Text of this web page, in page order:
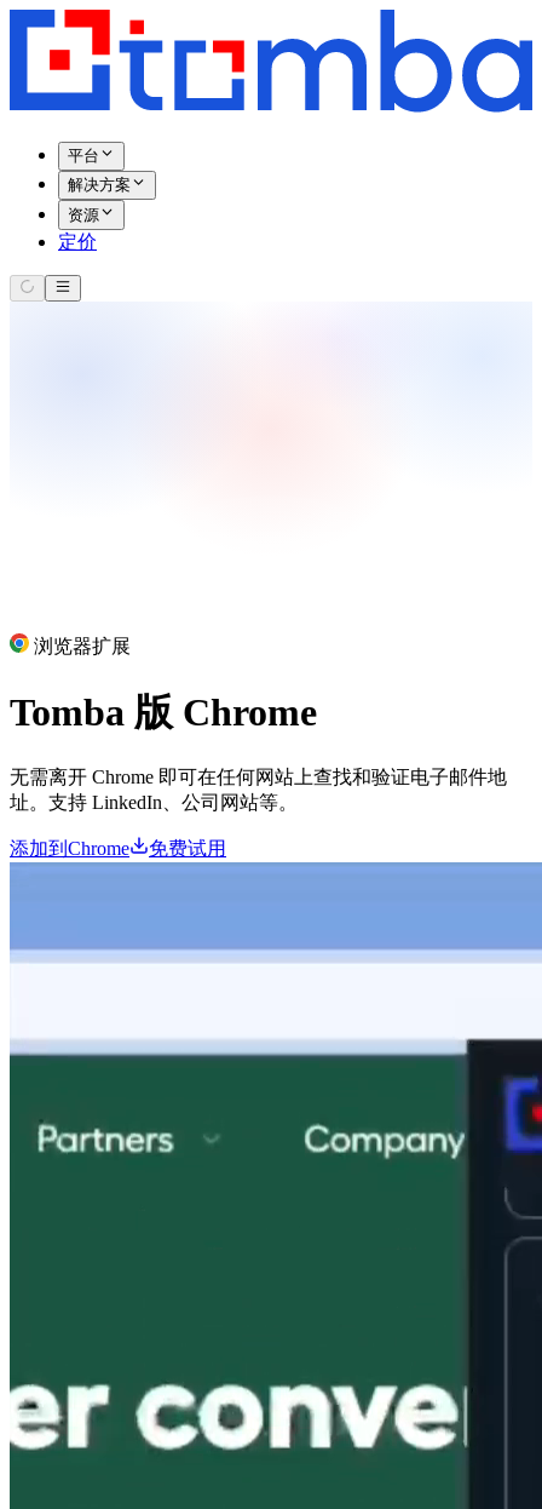
平台
解决方案
资源
定价
浏览器扩展
Tomba 版 Chrome
无需离开 Chrome 即可在任何网站上查找和验证电子邮件地
址。支持 LinkedIn、公司网站等。
添加到Chrome 免费试用